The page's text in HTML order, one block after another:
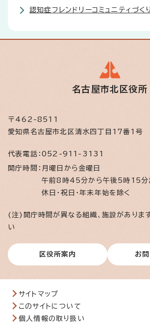
認知症フレンドリーコミュニティづく
名古屋市北区役所
〒462-8511
愛知県名古屋市北区清水四丁目17番1号
代表電話： 052-911-3131
開庁時間： 月曜日から金曜日
午前8時45分から午後5時15分
休日・祝日・年末年始を除く
(注)開庁時間が異なる組織、施設がありま
い
区役所案内 お
サイトマップ
このサイトについて
個人情報の取り扱い